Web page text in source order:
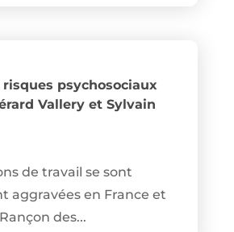
risques psychosociaux
Vallery et Sylvain
de travail se sont
aggravées en France et
des...